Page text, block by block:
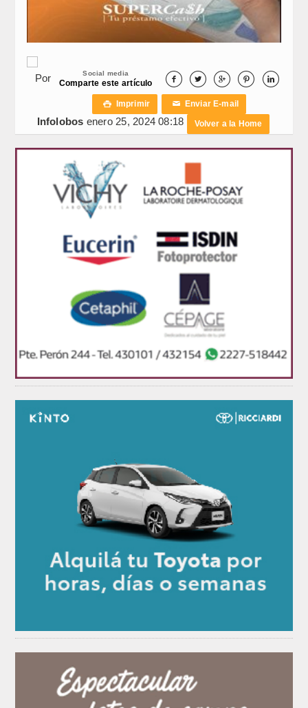
Social media
Comparte este artículo     
 Imprimir ✉ Enviar E-mail
Por
Infolobos enero 25, 2024 08:18 Volver a la Home